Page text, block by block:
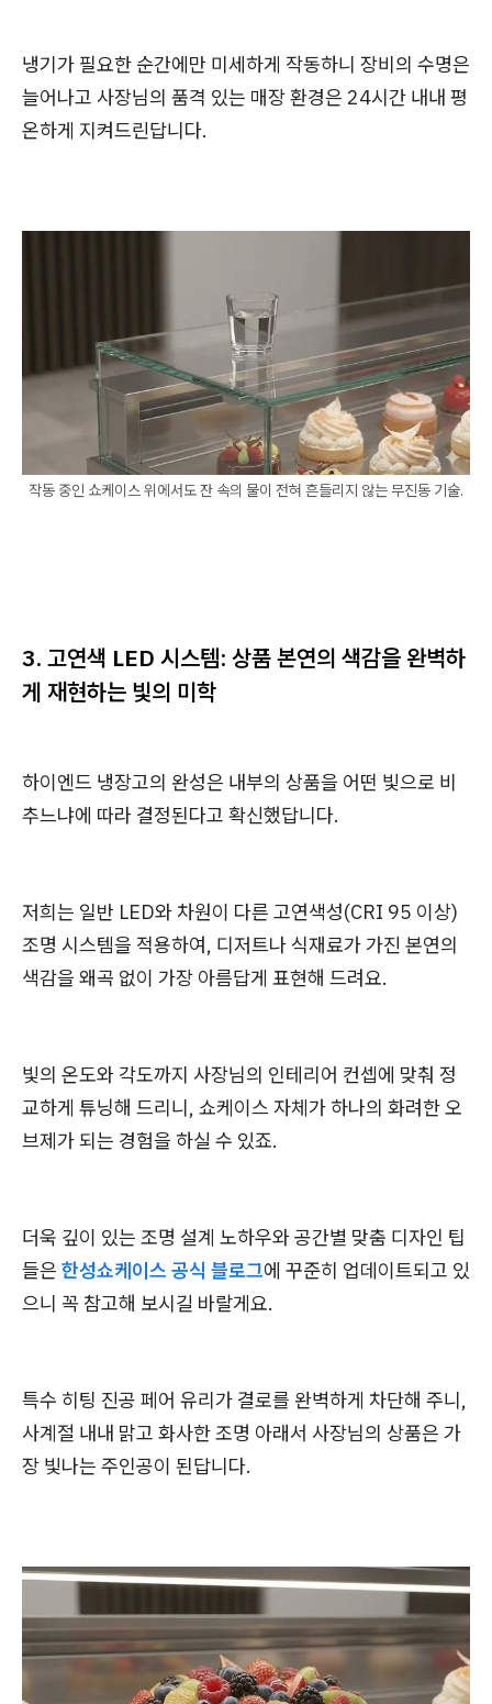
냉기가 필요한 순간에만 미세하게 작동하니 장비의 수명은
늘어나고 사장님의 품격 있는 매장 환경은 24시간 내내 평
온하게 지켜드린답니다.
작동 중인 쇼케이스 위에서도 잔 속의 물이 전혀 흔들리지 않는 무진동 기술.
3. 고연색 LED 시스템: 상품 본연의 색감을 완벽하
게 재현하는 빛의 미학
하이엔드 냉장고의 완성은 내부의 상품을 어떤 빛으로 비
추느냐에 따라 결정된다고 확신했답니다.
저희는 일반 LED와 차원이 다른 고연색성(CRI 95 이상)
조명 시스템을 적용하여, 디저트나 식재료가 가진 본연의
색감을 왜곡 없이 가장 아름답게 표현해 드려요.
빛의 온도와 각도까지 사장님의 인테리어 컨셉에 맞춰 정
교하게 튜닝해 드리니, 쇼케이스 자체가 하나의 화려한 오
브제가 되는 경험을 하실 수 있죠.
더욱 깊이 있는 조명 설계 노하우와 공간별 맞춤 디자인 팁
들은 한성쇼케이스 공식 블로그에 꾸준히 업데이트되고 있
으니 꼭 참고해 보시길 바랄게요.
특수 히팅 진공 페어 유리가 결로를 완벽하게 차단해 주니,
사계절 내내 맑고 화사한 조명 아래서 사장님의 상품은 가
장 빛나는 주인공이 된답니다.